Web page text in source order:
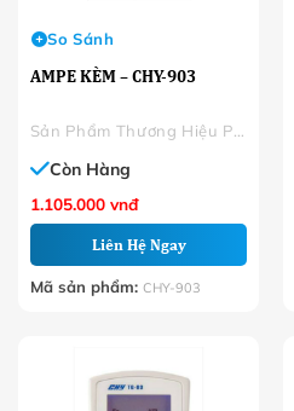
Sản Phẩm Thương Hiệu Phân Phối
AMPE KÈM – CHY-903
So Sánh
Còn Hàng
1.105.000 vnđ
Liên Hệ Ngay
Mã sản phẩm: CHY-903